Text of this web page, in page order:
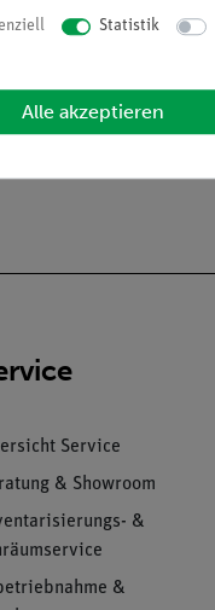
Beta-Strahlen.
0,5 x 5 x 10 (1 x)
Service
& Showroom
&
&
Statistik
Alle akzeptieren